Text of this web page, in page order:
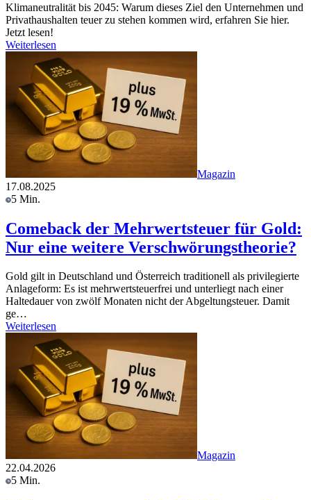
Klimaneutralität bis 2045: Warum dieses Ziel den Unternehmen und
Privathaushalten teuer zu stehen kommen wird, erfahren Sie hier.
Jetzt lesen!
Weiterlesen
Magazin
17.08.2025
5 Min.
Comeback der Mehrwertsteuer für Gold:
Nur eine weitere Verschwörungstheorie?
Gold gilt in Deutschland und Österreich traditionell als privilegierte
Anlageform: Es ist mehrwertsteuerfrei und unterliegt nach einer
Haltedauer von zwölf Monaten nicht der Abgeltungsteuer. Damit
ge…
Weiterlesen
Magazin
22.04.2026
5 Min.